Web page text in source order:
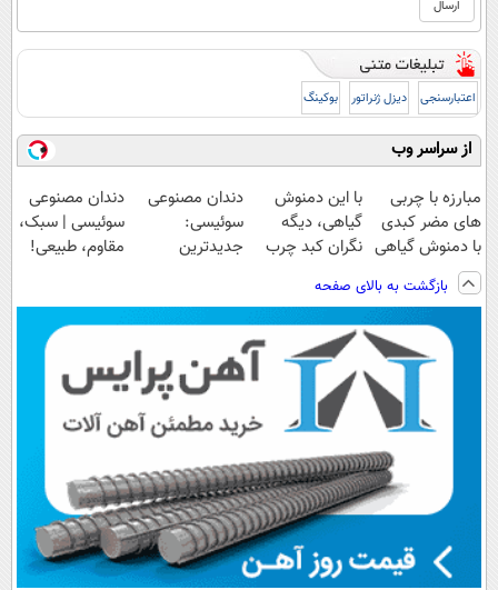
اعتبارسنجی دیزل ژنراتور بوکینگ
از سراسر وب
مبارزه با چربی
های مضر کبدی
با دمنوش گیاهی
پاکسازی
کبد(تخفیف تا
امشب)
با این دمنوش
گیاهی، دیگه
نگران کبد چرب
دندان مصنوعی
سوئیسی:
جدیدترین
پرداخت قسطی
دندان مصنوعی
سوئیسی | سبک،
مقاوم، طبیعی!
اقساطی😍
بازگشت به بالای صفحه